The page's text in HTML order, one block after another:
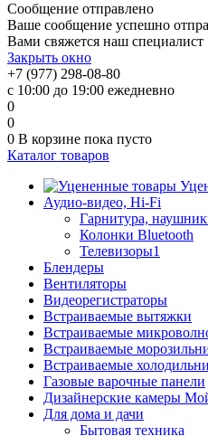
Сообщение отправлено
Ваше сообщение успешно
Вами свяжется наш специалист
Закрыть окно
+7 (977) 298-08-80
с 10:00 до 19:00 ежедневно
0
0
0 В корзине пока пусто
Каталог товаров
Аудио-видео, Hi-Fi
Гарнитура,
Колонки Bluetooth
Телевизоры1
Блендеры
Вентиляторы
Видеорегистраторы
Встраиваемые вытяжки
Встраиваемые
Встраиваемые
Встраиваемые
Газовые варочные панели
Дизайнерские камеры
Для дома и дачи
Бытовая техника